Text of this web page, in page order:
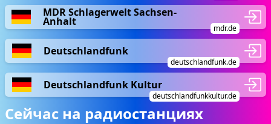
MDR Schlagerwelt Sachsen-
Anhalt
mdr.de
Deutschlandfunk
deutschlandfunk.de
Deutschlandfunk Kultur
deutschlandfunkkultur.de
Сейчас на радиостанциях